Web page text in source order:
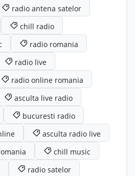
radio antena satelor
chill radio
radio romania
radio live
radio online romania
asculta live radio
bucuresti radio
asculta radio live
chill music
radio satelor